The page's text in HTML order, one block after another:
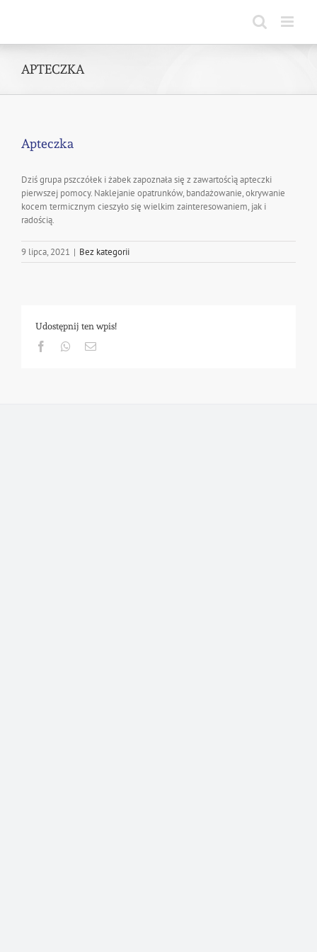
APTECZKA
Apteczka
Dziś grupa pszczółek i żabek zapoznała się z zawartoścìą apteczki
pierwszej pomocy. Naklejanie opatrunków, bandażowanie, okrywanie
kocem termicznym cieszyło się wielkim zainteresowaniem, jak i
radością.
9 lipca, 2021 | Bez kategorii
Udostępnij ten wpis!
FacebookWhatsapp
Email